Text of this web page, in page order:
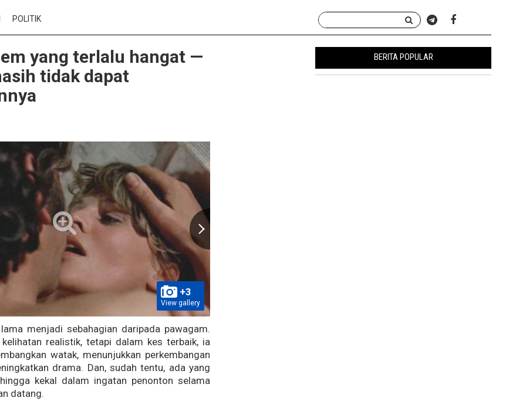
POLITIK
yang terlalu hangat —
tidak dapat
+3
View gallery
menjadi sebahagian daripada pawagam.
realistik, tetapi dalam kes terbaik, ia
watak, menunjukkan perkembangan
drama. Dan, sudah tentu, ada yang
kekal dalam ingatan penonton selama
datang.
BERITA POPULAR